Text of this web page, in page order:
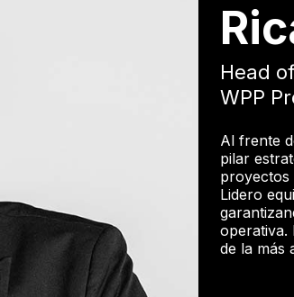
Head
WPP
Al frente
pilar
proyectos
Lidero
operativa.
de la más